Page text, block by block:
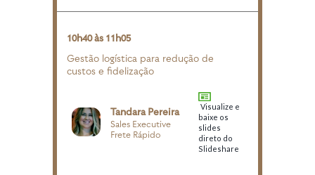
10h40 às 11h05
Gestão logística para redução de
custos e fidelização
Tandara Pereira
Sales Executive
Frete Rápido
Visualize e
baixe os
slides
direto do
Slideshare